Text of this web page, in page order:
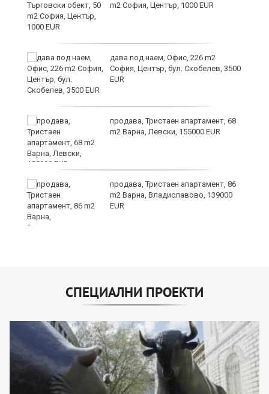
m2 София, Център, 1000 EUR
дава под наем, Офис, 226 m2
София, Център, бул. Скобелев, 3500
EUR
продава, Тристаен апартамент, 68
m2 Варна, Левски, 155000 EUR
продава, Тристаен апартамент, 86
m2 Варна, Владиславово, 139000
EUR
СПЕЦИАЛНИ ПРОЕКТИ